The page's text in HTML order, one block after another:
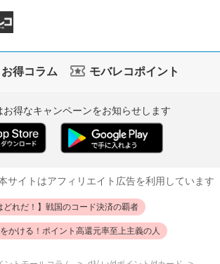
お得コラム モバレコポイント
お得なキャンペーンをお知らせします
サイトはアフィリエイト広告を利用しています
どれだ！】戦国のコード決済の覇者
かける！ポイント高還元率至上主義の人